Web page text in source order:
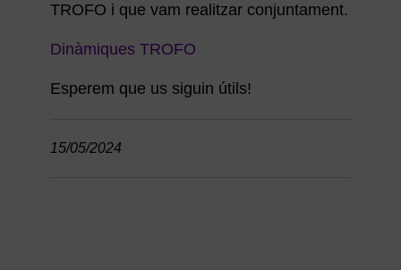
TROFO i que vam realitzar conjuntament.
Dinàmiques TROFO
Esperem que us siguin útils!
15/05/2024